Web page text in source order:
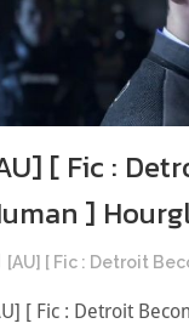
[ Fic :
]
[AU] [ Fic : Detroit
[ Fic : Detroit